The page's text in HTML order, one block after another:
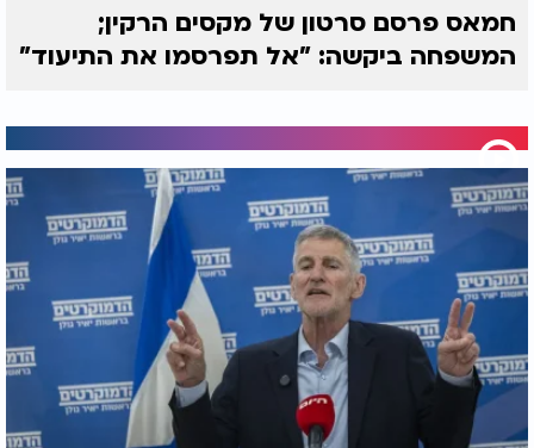
חמאס פרסם סרטון של מקסים הרקין;
המשפחה ביקשה: "אל תפרסמו את התיעוד"